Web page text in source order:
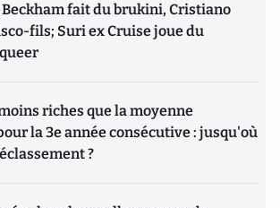
fait du brukini, Cristiano
fils; Suri ex Cruise joue du
riches que la moyenne
la 3e année consécutive : jusqu'où
?